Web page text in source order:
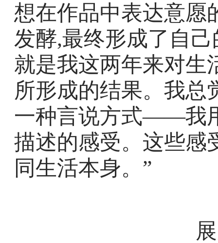
想在作品中表达意愿
发酵,最终形成了自
就是我这两年来对生
所形成的结果。我总
一种言说方式——我
描述的感受。这些感
同生活本身。”